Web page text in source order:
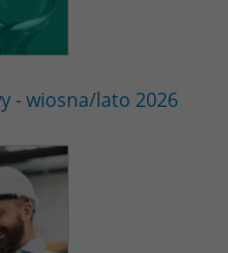
- wiosna/lato 2026